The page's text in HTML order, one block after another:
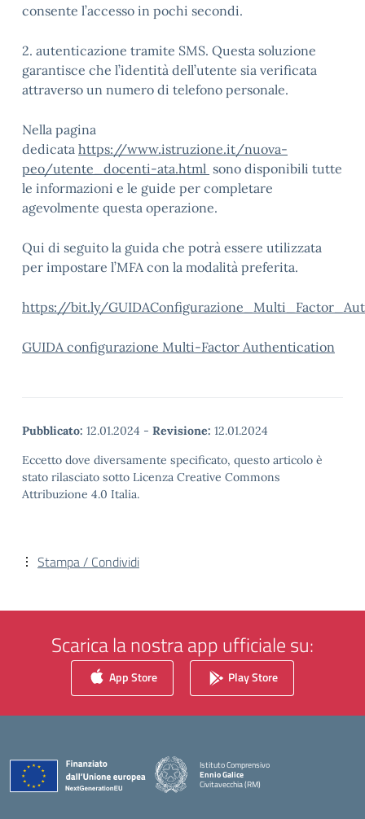
consente l’accesso in pochi secondi.
2. autenticazione tramite SMS. Questa soluzione
garantisce che l’identità dell’utente sia verificata
attraverso un numero di telefono personale.
Nella pagina
dedicata https://www.istruzione.it/nuova-
peo/utente_docenti-ata.html sono disponibili tutte
le informazioni e le guide per completare
agevolmente questa operazione.
Qui di seguito la guida che potrà essere utilizzata
per impostare l’MFA con la modalità preferita.
https://bit.ly/
GUIDA configurazione Multi-Factor Authentication
Pubblicato: 12.01.2024 - Revisione: 12.01.2024
Eccetto dove diversamente specificato, questo articolo è
stato rilasciato sotto Licenza Creative Commons
Attribuzione 4.0 Italia.
Stampa / Condividi
Scarica la nostra app ufficiale su:
App Store Play Store
Istituto Comprensivo
Ennio Galice
Civitavecchia (RM)